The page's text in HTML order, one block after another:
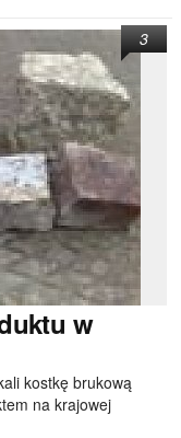
w
kostkę brukową
na krajowej
3